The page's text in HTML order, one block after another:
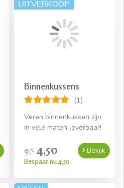
Binnenkussens
(1)
Veren binnenkussen zijn
in vele maten leverbaar!
9,- 4,50
Bespaar nu 4,50
Bekijk